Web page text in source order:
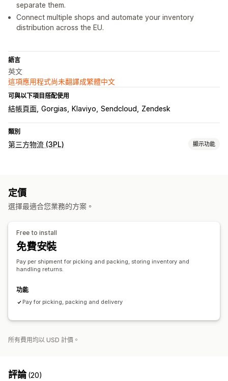
separate them.
Connect multiple shops and automate your inventory
distribution across the EU.
語言
英文
這項應用程式尚未翻譯成繁體中文
可與以下項目搭配使用
結帳頁面 Gorgias Klaviyo Sendcloud Zendesk
類別
第三方物流 (3PL) 顯示功能
客製化包材
顧客通知 追蹤記錄 退貨
自動同步 庫存提醒
定價
選擇最適合您業務的方案。
Free to install
免費安裝
Pay per shipment for picking and packing, storing inventory and
handling returns.
功能
Pay for picking, packing and delivery
所有費用均以 USD 計價。
評論(20)